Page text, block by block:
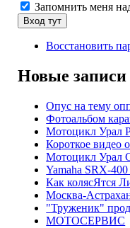
Запомнить меня
Восстановить
Новые записи
Опус на тему
Фотоальбом
Мотоцикл Урал
Короткое видео
Мотоцикл Урал
Yamaha SRX-400
Как колясЯтся
Москва-
"Труженик"
МОТОСЕРВИС